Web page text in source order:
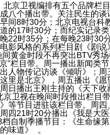
北京卫视编排有五个品牌栏
八个播出带。关注民生的谈
间8时30分；北京电视台科
的17时30分；而纪实记录
22时35分；在每晚23时30
影风格的系列栏目剧《剧说
黄金时段不再突出BTV秀
”栏目带。周一播出新闻类
人物传记访谈《倾听》；周
里是北京》，周五播出《愿
日播出王刚主持的《天下收
京卫视在晚间时段推出栏目
等节目进驻该栏目带。周四
四21时20分播出《我是大医
自制季播节目：《生命缘
味道》
。